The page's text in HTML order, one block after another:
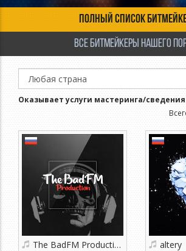
Полный список
Все битмейкеры нашего
Оказывает услуги мастеринга/сведения
The BadFM Production altery